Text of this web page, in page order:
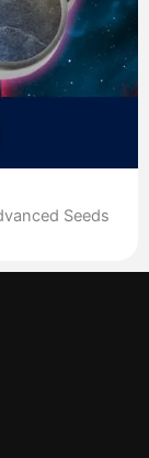
Seeds